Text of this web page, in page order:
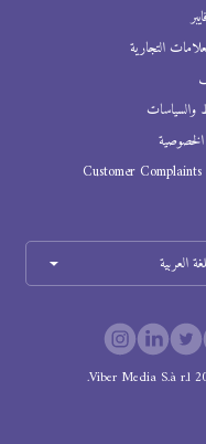
التجارية
والسياسات
Customer
العربية
Viber Media S.à r.l.